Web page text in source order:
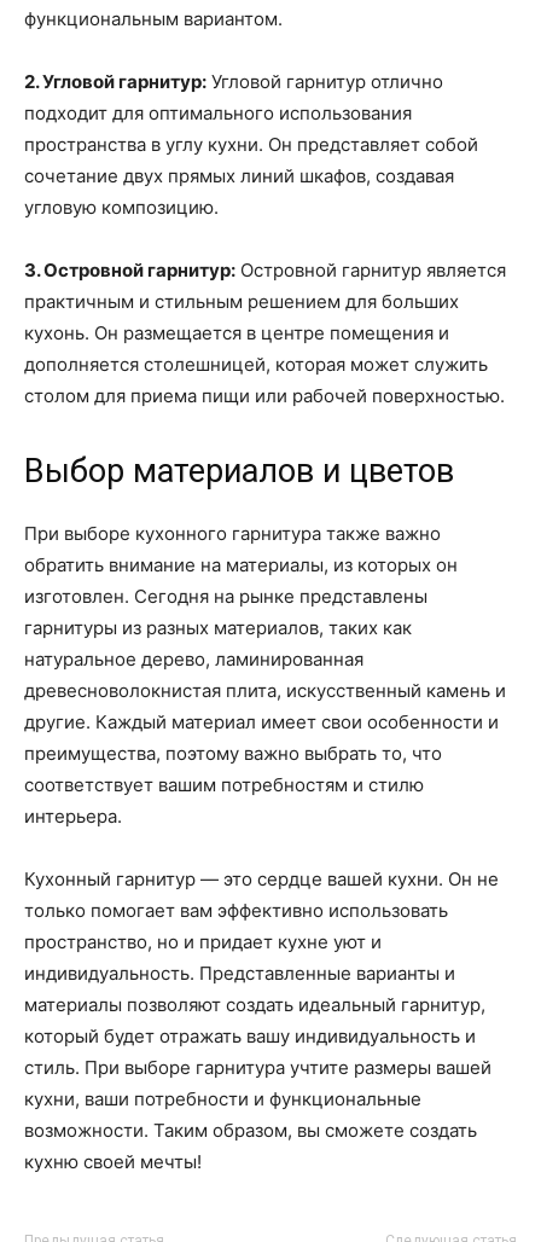
функциональным вариантом.
2. Угловой гарнитур: Угловой гарнитур отлично
подходит для оптимального использования
пространства в углу кухни. Он представляет собой
сочетание двух прямых линий шкафов, создавая
угловую композицию.
3. Островной гарнитур: Островной гарнитур является
практичным и стильным решением для больших
кухонь. Он размещается в центре помещения и
дополняется столешницей, которая может служить
столом для приема пищи или рабочей поверхностью.
Выбор материалов и цветов
При выборе кухонного гарнитура также важно
обратить внимание на материалы, из которых он
изготовлен. Сегодня на рынке представлены
гарнитуры из разных материалов, таких как
натуральное дерево, ламинированная
древесноволокнистая плита, искусственный камень и
другие. Каждый материал имеет свои особенности и
преимущества, поэтому важно выбрать то, что
соответствует вашим потребностям и стилю
интерьера.
Кухонный гарнитур — это сердце вашей кухни. Он не
только помогает вам эффективно использовать
пространство, но и придает кухне уют и
индивидуальность. Представленные варианты и
материалы позволяют создать идеальный гарнитур,
который будет отражать вашу индивидуальность и
стиль. При выборе гарнитура учтите размеры вашей
кухни, ваши потребности и функциональные
возможности. Таким образом, вы сможете создать
кухню своей мечты!